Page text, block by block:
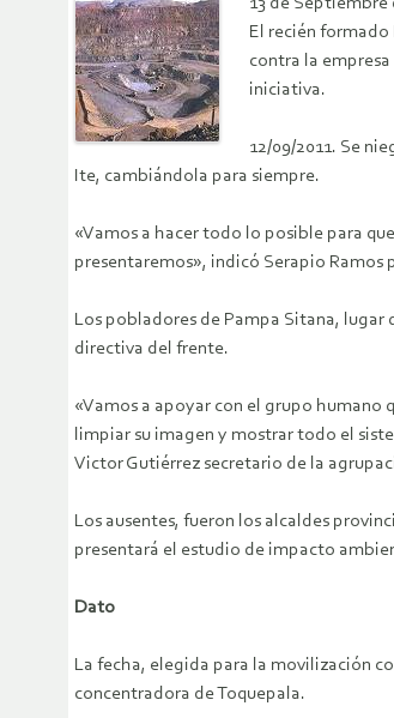
El recién formado
contra la
iniciativa.
12/09/2011. Se
Ite, cambiándola para siempre.
«Vamos a hacer todo lo posible para
presentaremos», indicó Serapio Ramos
Los pobladores de Pampa Sitana, lugar
directiva del frente.
«Vamos a apoyar con el grupo humano
limpiar su imagen y mostrar todo el
Victor Gutiérrez secretario de la
Los ausentes, fueron los alcaldes
presentará el estudio de impacto
Dato
La fecha, elegida para la movilización
concentradora de Toquepala.